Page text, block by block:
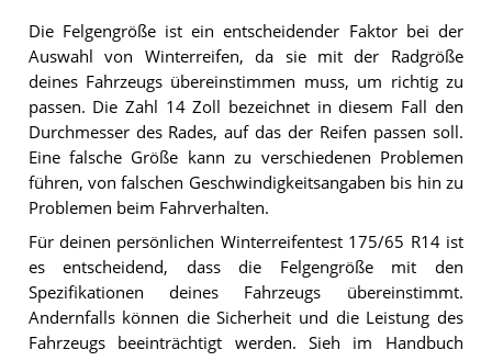
Die Felgengröße ist ein entscheidender Faktor bei der
Auswahl von Winterreifen, da sie mit der Radgröße
deines Fahrzeugs übereinstimmen muss, um richtig zu
passen. Die Zahl 14 Zoll bezeichnet in diesem Fall den
Durchmesser des Rades, auf das der Reifen passen soll.
Eine falsche Größe kann zu verschiedenen Problemen
führen, von falschen Geschwindigkeitsangaben bis hin zu
Problemen beim Fahrverhalten.
Für deinen persönlichen Winterreifentest 175/65 R14 ist
es entscheidend, dass die Felgengröße mit den
Spezifikationen deines Fahrzeugs übereinstimmt.
Andernfalls können die Sicherheit und die Leistung des
Fahrzeugs beeinträchtigt werden. Sieh im Handbuch